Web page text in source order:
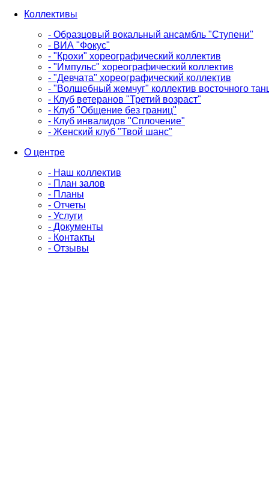
Коллективы
- Образцовый вокальный ансамбль "Ступени"
- ВИА "Фокус"
- "Крохи" хореографический коллектив
- "Импульс" хореографический коллектив
- "Девчата" хореографический коллектив
- "Волшебный жемчуг" коллектив восточного
- Клуб ветеранов "Третий возраст"
- Клуб "Общение без границ"
- Клуб инвалидов "Сплочение"
- Женский клуб "Твой шанс"
О центре
- Наш коллектив
- План залов
- Планы
- Отчеты
- Услуги
- Документы
- Контакты
- Отзывы